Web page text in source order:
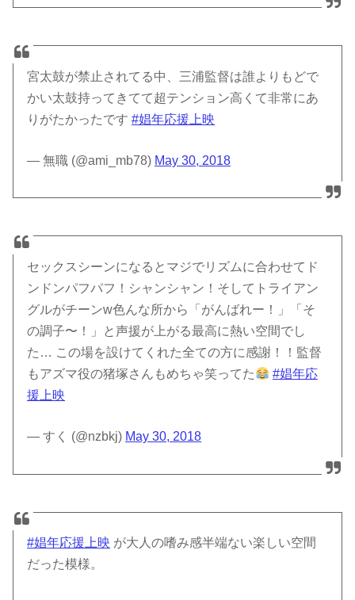
宮太鼓が禁止されてる中、三浦監督は誰よりもどで
かい太鼓持ってきてて超テンション高くて非常にあ
りがたかったです#娼年応援上映
— 無職 (@ami_mb78) May 30, 2018
セックスシーンになるとマジでリズムに合わせてド
ンドンパフパフ！シャンシャン！そしてトライアン
グルがチーンw色んな所から「がんばれー！」「そ
の調子〜！」と声援が上がる最高に熱い空間でし
た… この場を設けてくれた全ての方に感謝！！監督
もアズマ役の猪塚さんもめちゃ笑ってた
#娼年応
援上映
— すく (@nzbkj) May 30, 2018
#娼年応援上映 が大人の嗜み感半端ない楽しい空間
だった模様。